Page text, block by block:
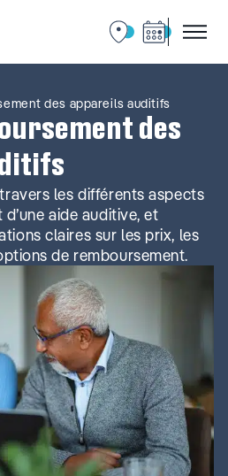
des appareils auditifs
des
les différents aspects
d’une aide auditive, et
claires sur les prix, les
de remboursement.